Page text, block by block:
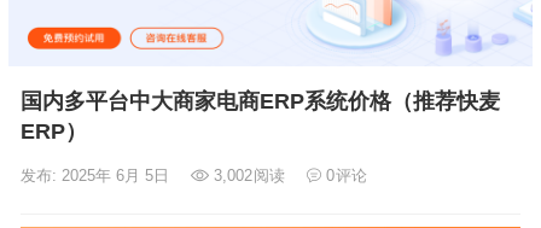
国内多平台中大商家电商ERP系统价格（推荐快麦
ERP）
发布: 2025年 6月 5日 3,002阅读 0评论